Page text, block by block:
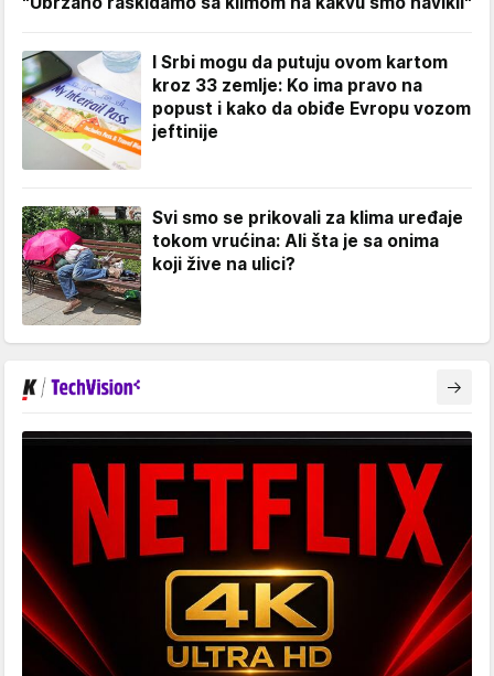
I Srbi mogu da putuju ovom kartom
kroz 33 zemlje: Ko ima pravo na
popust i kako da obiđe Evropu vozom
jeftinije
Svi smo se prikovali za klima uređaje
tokom vrućina: Ali šta je sa onima
koji žive na ulici?